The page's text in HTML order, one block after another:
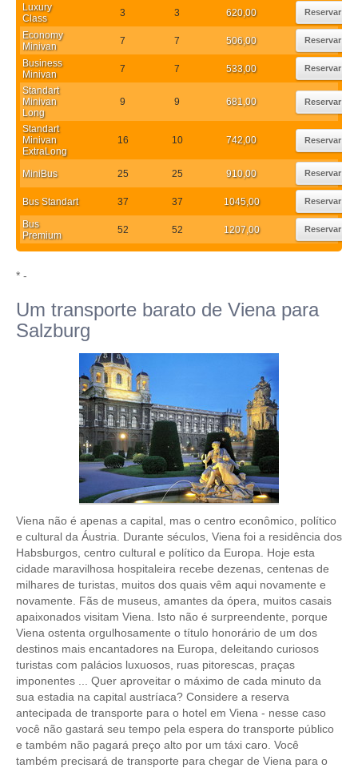
Luxury
Class
3 3 620,00 Reservar
Economy
Minivan
7 7 506,00 Reservar
Business
Minivan
7 7 533,00 Reservar
Standart
Minivan
Long
9 9 681,00 Reservar
Standart
Minivan
ExtraLong
16 10 742,00 Reservar
MiniBus 25 25 910,00 Reservar
Bus Standart 37 37 1045,00 Reservar
Bus
Premium
52 52 1207,00 Reservar
* -
Um transporte barato de Viena para
Salzburg
Viena não é apenas a capital, mas o centro econômico, político
e cultural da Áustria. Durante séculos, Viena foi a residência dos
Habsburgos, centro cultural e político da Europa. Hoje esta
cidade maravilhosa hospitaleira recebe dezenas, centenas de
milhares de turistas, muitos dos quais vêm aqui novamente e
novamente. Fãs de museus, amantes da ópera, muitos casais
apaixonados visitam Viena. Isto não é surpreendente, porque
Viena ostenta orgulhosamente o título honorário de um dos
destinos mais encantadores na Europa, deleitando curiosos
turistas com palácios luxuosos, ruas pitorescas, praças
imponentes ... Quer aproveitar o máximo de cada minuto da
sua estadia na capital austríaca? Considere a reserva
antecipada de transporte para o hotel em Viena - nesse caso
você não gastará seu tempo pela espera do transporte público
e também não pagará preço alto por um táxi caro. Você
também precisará de transporte para chegar de Viena para o